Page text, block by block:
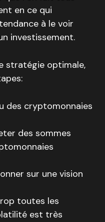
en ce qui
à le voir
investissement.
stratégie optimale,
des cryptomonnaies
des sommes
sur une vision
toutes les
est très